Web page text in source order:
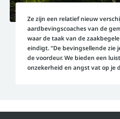
Ze zijn een relatief nieuw
aardbevingscoaches van de
waar de taak van de
eindigt. “De bevingsellende zie
de voordeur. We bieden een
onzekerheid en angst vat op je